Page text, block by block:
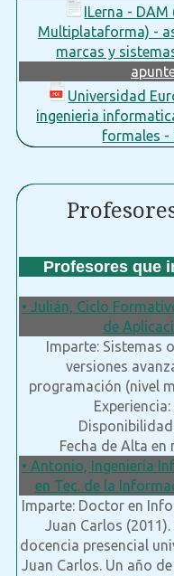
ILerna -
Multiplataforma) -
marcas y
Universidad
ingenieria
formales -
Profesores que
• Julián, Ciclo
de
Imparte: Sistemas
versiones
programación (nivel
Fecha de Alta en
• Antonio, Ingeniería
en Tec. de la
Imparte: Doctor en
Juan Carlos
docencia presencial
Juan Carlos. Un año